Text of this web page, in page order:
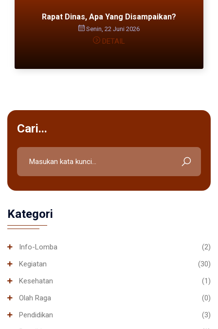
Rapat Dinas, Apa Yang Disampaikan?
Senin, 22 Juni 2026
DETAIL
Cari...
Kategori
Info-Lomba
(2)
Kegiatan
(30)
Kesehatan
(1)
Olah Raga
(0)
Pendidikan
(3)